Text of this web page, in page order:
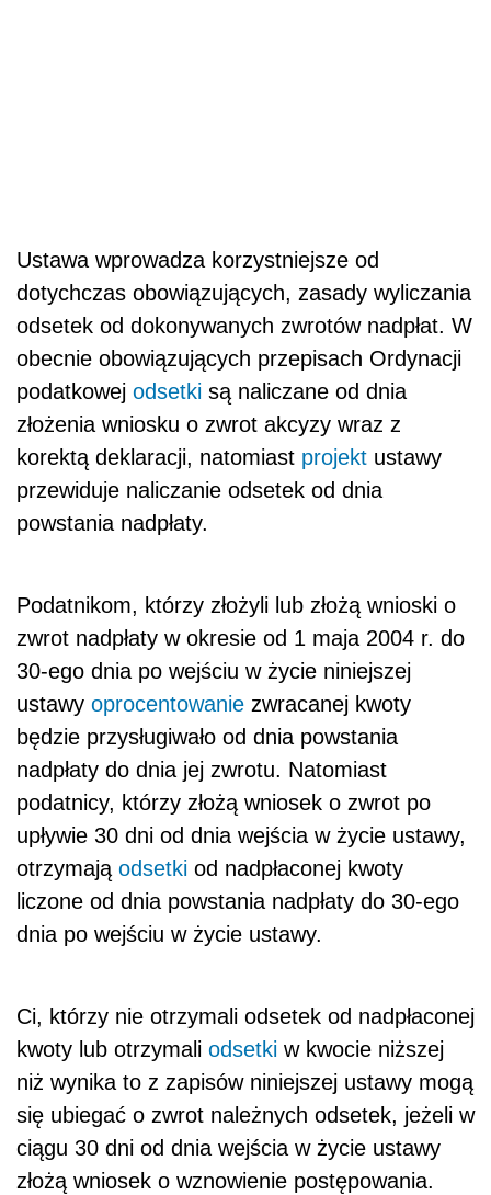
Ustawa wprowadza korzystniejsze od
dotychczas obowiązujących, zasady wyliczania
odsetek od dokonywanych zwrotów nadpłat. W
obecnie obowiązujących przepisach Ordynacji
podatkowej odsetki są naliczane od dnia
złożenia wniosku o zwrot akcyzy wraz z
korektą deklaracji, natomiast projekt ustawy
przewiduje naliczanie odsetek od dnia
powstania nadpłaty.
Podatnikom, którzy złożyli lub złożą wnioski o
zwrot nadpłaty w okresie od 1 maja 2004 r. do
30-ego dnia po wejściu w życie niniejszej
ustawy oprocentowanie zwracanej kwoty
będzie przysługiwało od dnia powstania
nadpłaty do dnia jej zwrotu. Natomiast
podatnicy, którzy złożą wniosek o zwrot po
upływie 30 dni od dnia wejścia w życie ustawy,
otrzymają odsetki od nadpłaconej kwoty
liczone od dnia powstania nadpłaty do 30-ego
dnia po wejściu w życie ustawy.
Ci, którzy nie otrzymali odsetek od nadpłaconej
kwoty lub otrzymali odsetki w kwocie niższej
niż wynika to z zapisów niniejszej ustawy mogą
się ubiegać o zwrot należnych odsetek, jeżeli w
ciągu 30 dni od dnia wejścia w życie ustawy
złożą wniosek o wznowienie postępowania.